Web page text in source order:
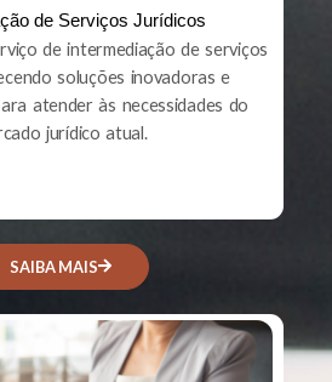
de Serviços Jurídicos
de intermediação de serviços
soluções inovadoras e
atender às necessidades do
jurídico atual.
SAIBA MAIS